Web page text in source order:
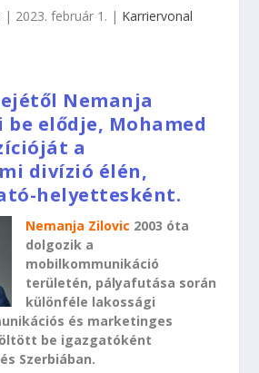
| 2023. február 1. | Karriervonal
Nemanja
elődje, Mohamed
a
divízió élén,
helyettesként.
Nemanja Zilovic 2003 óta
dolgozik a
mobilkommunikáció
területén, pályafutása során
különféle lakossági
és marketinges
be igazgatóként
Szerbiában.